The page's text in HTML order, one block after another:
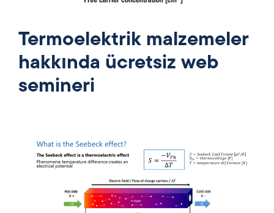
Termoelektrik malzemeler
hakkında ücretsiz web
semineri